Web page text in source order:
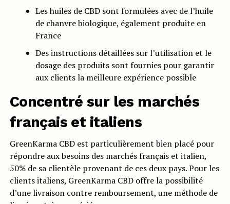
Les huiles de CBD sont formulées avec de l’huile
de chanvre biologique, également produite en
France
Des instructions détaillées sur l’utilisation et le
dosage des produits sont fournies pour garantir
aux clients la meilleure expérience possible
Concentré sur les marchés
français et italiens
GreenKarma CBD est particulièrement bien placé pour
répondre aux besoins des marchés français et italien,
50% de sa clientèle provenant de ces deux pays. Pour les
clients italiens, GreenKarma CBD offre la possibilité
d’une livraison contre remboursement, une méthode de